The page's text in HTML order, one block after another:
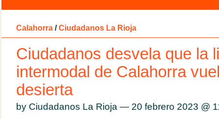
Calahorra / Ciudadanos La Rioja
Ciudadanos desvela que la
intermodal de Calahorra
desierta
by Ciudadanos La Rioja — 20 febrero 2023 @